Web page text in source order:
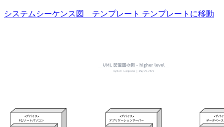
システムシーケンス図 テンプレート テンプレートに移動